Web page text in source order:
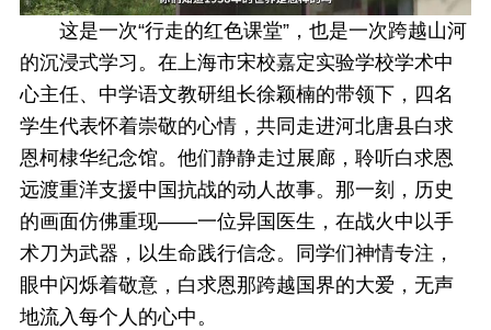
这是一次“行走的红色课堂”，也是一次跨越山河
的沉浸式学习。在上海市宋校嘉定实验学校学术中
心主任、中学语文教研组长徐颖楠的带领下，四名
学生代表怀着崇敬的心情，共同走进河北唐县白求
恩柯棣华纪念馆。他们静静走过展廊，聆听白求恩
远渡重洋支援中国抗战的动人故事。那一刻，历史
的画面仿佛重现——一位异国医生，在战火中以手
术刀为武器，以生命践行信念。同学们神情专注，
眼中闪烁着敬意，白求恩那跨越国界的大爱，无声
地流入每个人的心中。